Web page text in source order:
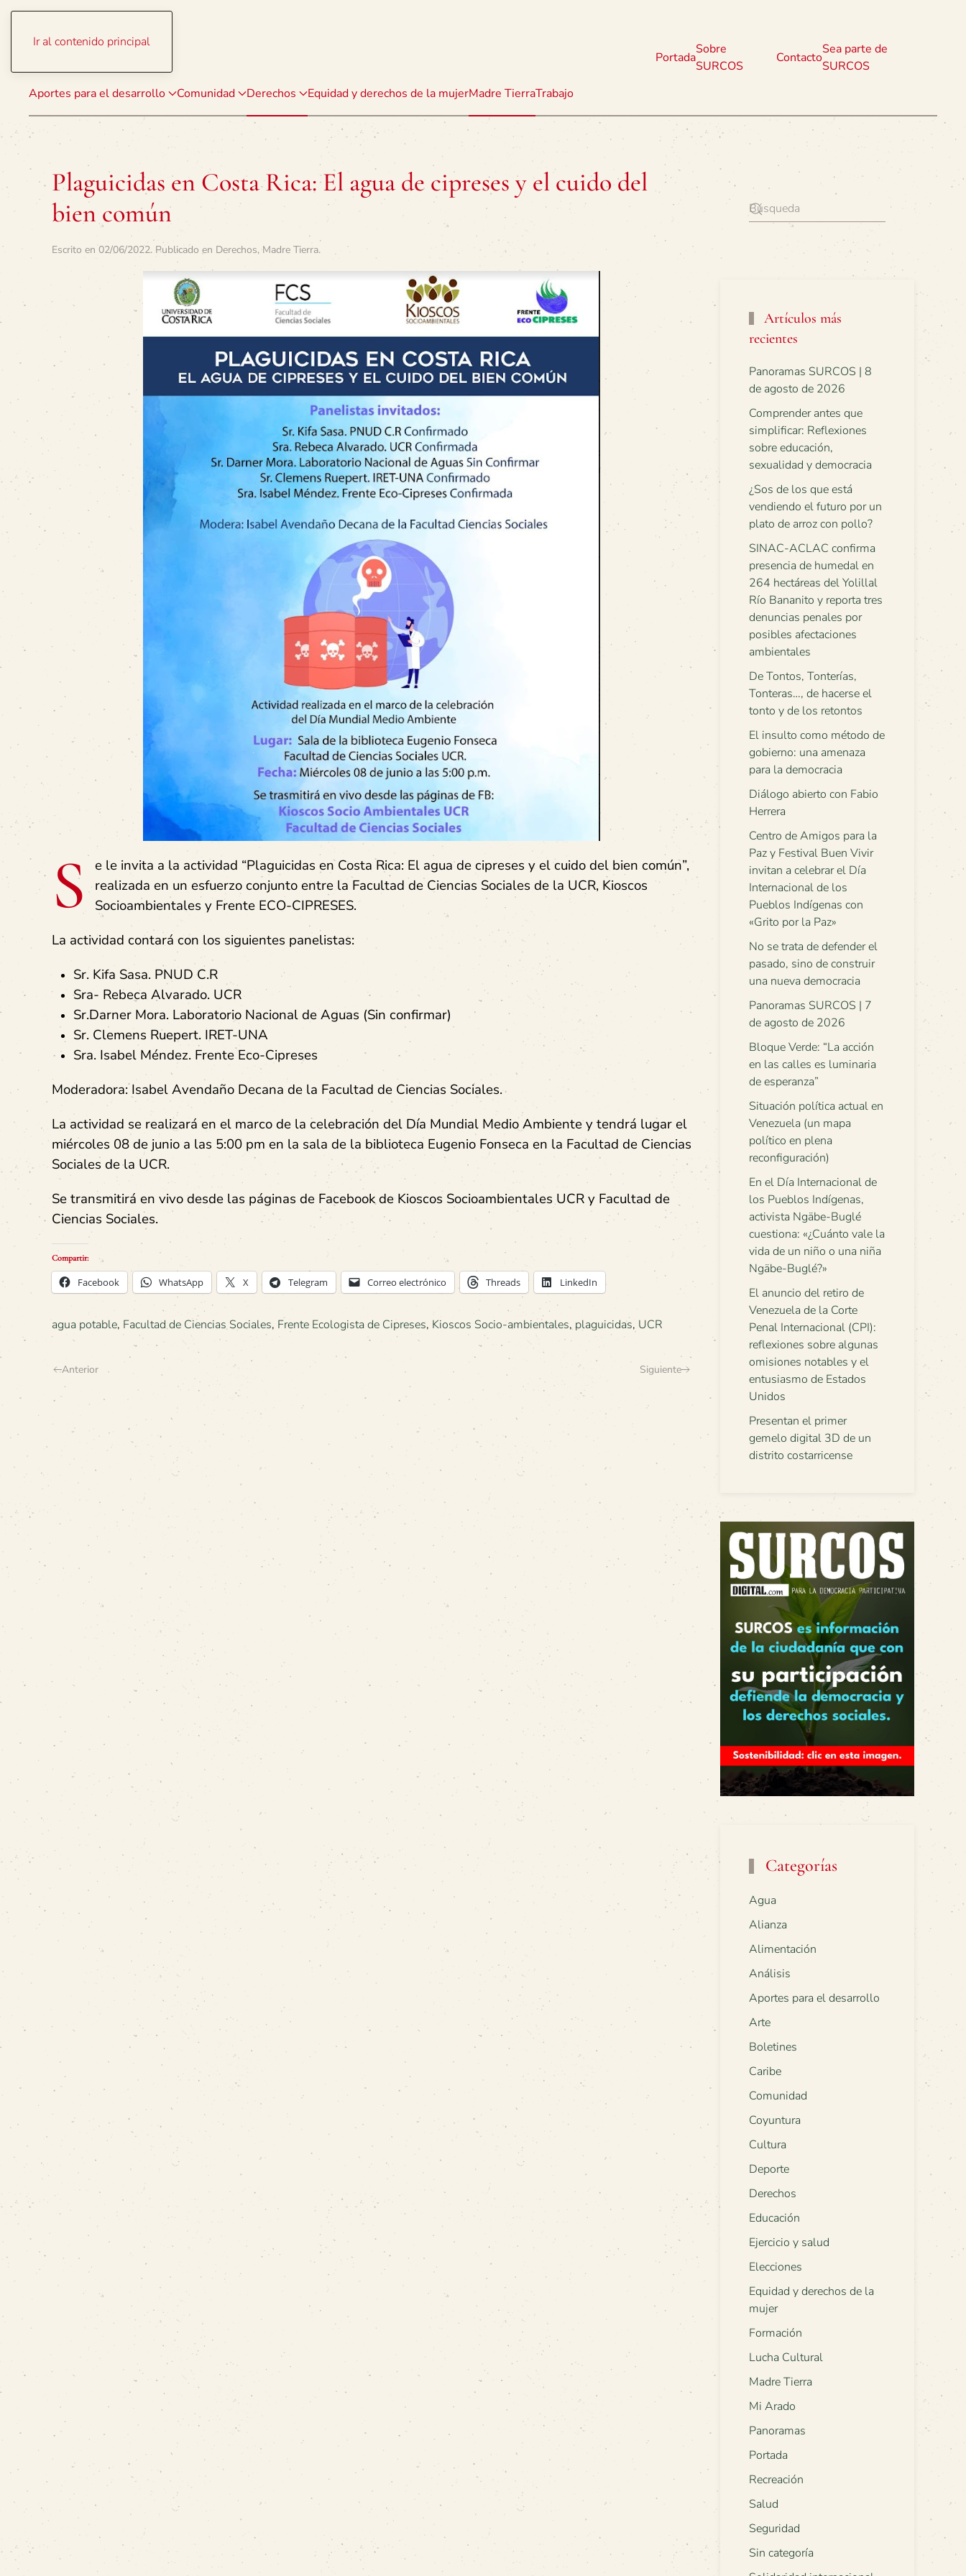
Ir al contenido principal
Aportes para el desarrollo Comunidad Derechos Equidad y derechos de la mujerMadre TierraTrabajo
Portada
Sobre
SURCOS
Contacto
Sea parte de
SURCOS
Plaguicidas en Costa Rica: El agua de cipreses y el cuido del
bien común
Escrito en 02/06/2022. Publicado en Derechos, Madre Tierra.
S
e le invita a la actividad “Plaguicidas en Costa Rica: El agua de cipreses y el cuido del bien común”,
realizada en un esfuerzo conjunto entre la Facultad de Ciencias Sociales de la UCR, Kioscos
Socioambientales y Frente ECO-CIPRESES.
La actividad contará con los siguientes panelistas:
Sr. Kifa Sasa. PNUD C.R
Sra- Rebeca Alvarado. UCR
Sr.Darner Mora. Laboratorio Nacional de Aguas (Sin confirmar)
Sr. Clemens Ruepert. IRET-UNA
Sra. Isabel Méndez. Frente Eco-Cipreses
Moderadora: Isabel Avendaño Decana de la Facultad de Ciencias Sociales.
La actividad se realizará en el marco de la celebración del Día Mundial Medio Ambiente y tendrá lugar el
miércoles 08 de junio a las 5:00 pm en la sala de la biblioteca Eugenio Fonseca en la Facultad de Ciencias
Sociales de la UCR.
Se transmitirá en vivo desde las páginas de Facebook de Kioscos Socioambientales UCR y Facultad de
Ciencias Sociales.
Compartir:
Facebook WhatsApp X Telegram Correo electrónico Threads LinkedIn
agua potable, Facultad de Ciencias Sociales, Frente Ecologista de Cipreses, Kioscos Socio-ambientales, plaguicidas, UCR
Anterior Siguiente
Artículos más
recientes
Panoramas SURCOS | 8
de agosto de 2026
Comprender antes que
simplificar: Reflexiones
sobre educación,
sexualidad y democracia
¿Sos de los que está
vendiendo el futuro por un
plato de arroz con pollo?
SINAC-ACLAC confirma
presencia de humedal en
264 hectáreas del Yolillal
Río Bananito y reporta tres
denuncias penales por
posibles afectaciones
ambientales
De Tontos, Tonterías,
Tonteras…, de hacerse el
tonto y de los retontos
El insulto como método de
gobierno: una amenaza
para la democracia
Diálogo abierto con Fabio
Herrera
Centro de Amigos para la
Paz y Festival Buen Vivir
invitan a celebrar el Día
Internacional de los
Pueblos Indígenas con
«Grito por la Paz»
No se trata de defender el
pasado, sino de construir
una nueva democracia
Panoramas SURCOS | 7
de agosto de 2026
Bloque Verde: “La acción
en las calles es luminaria
de esperanza”
Situación política actual en
Venezuela (un mapa
político en plena
reconfiguración)
En el Día Internacional de
los Pueblos Indígenas,
activista Ngäbe-Buglé
cuestiona: «¿Cuánto vale la
vida de un niño o una niña
Ngäbe-Buglé?»
El anuncio del retiro de
Venezuela de la Corte
Penal Internacional (CPI):
reflexiones sobre algunas
omisiones notables y el
entusiasmo de Estados
Unidos
Presentan el primer
gemelo digital 3D de un
distrito costarricense
Categorías
Agua
Alianza
Alimentación
Análisis
Aportes para el desarrollo
Arte
Boletines
Caribe
Comunidad
Coyuntura
Cultura
Deporte
Derechos
Educación
Ejercicio y salud
Elecciones
Equidad y derechos de la
mujer
Formación
Lucha Cultural
Madre Tierra
Mi Arado
Panoramas
Portada
Recreación
Salud
Seguridad
Sin categoría